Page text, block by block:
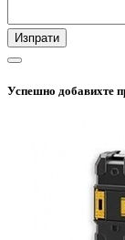
Изпрати
Успешно добавихте